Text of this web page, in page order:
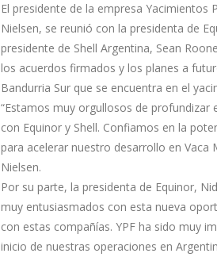
El presidente de la empresa Yacimientos
Nielsen, se reunió con la presidenta de
presidente de Shell Argentina, Sean
los acuerdos firmados y los planes a
Bandurria Sur que se encuentra en el
“Estamos muy orgullosos de profundizar
con Equinor y Shell. Confiamos en la
para acelerar nuestro desarrollo en Vaca
Nielsen.
Por su parte, la presidenta de Equinor,
muy entusiasmados con esta nueva
con estas compañías. YPF ha sido muy
inicio de nuestras operaciones en